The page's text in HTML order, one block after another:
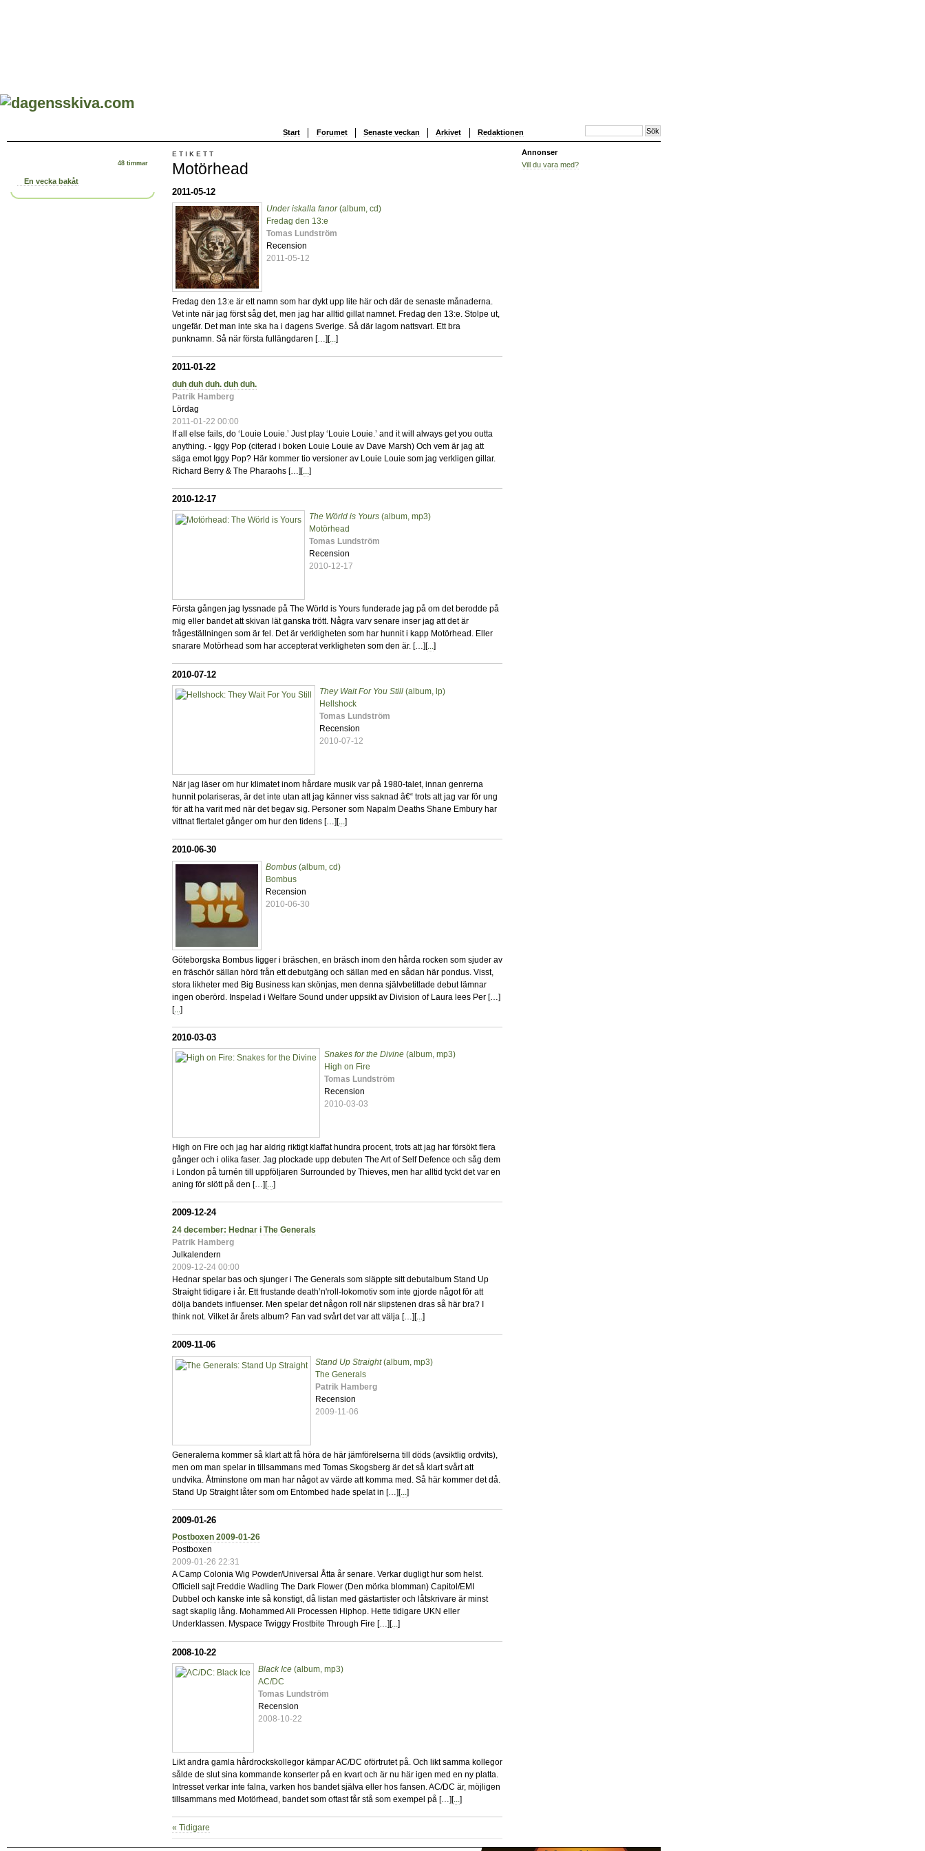
Start Forumet Senaste veckan Arkivet Redaktionen
48 timmar
En vecka bakåt
ETIKETT
Motörhead
2011-05-12
Under iskalla fanor(album, cd)
Fredag den 13:e
Tomas Lundström
Recension
2011-05-12
Fredag den 13:e är ett namn som har dykt upp lite här och där de senaste månaderna.
Vet inte när jag först såg det, men jag har alltid gillat namnet. Fredag den 13:e. Stolpe ut,
ungefär. Det man inte ska ha i dagens Sverige. Så där lagom nattsvart. Ett bra
punknamn. Så när första fullängdaren […][...]
2011-01-22
duh duh duh. duh duh.
Patrik Hamberg
Lördag
2011-01-22 00:00
If all else fails, do ‘Louie Louie.’ Just play ‘Louie Louie.’ and it will always get you outta
anything. - Iggy Pop (citerad i boken Louie Louie av Dave Marsh) Och vem är jag att
säga emot Iggy Pop? Här kommer tio versioner av Louie Louie som jag verkligen gillar.
Richard Berry & The Pharaohs […][...]
2010-12-17
The Wörld is Yours (album, mp3)
Motörhead
Tomas Lundström
Recension
2010-12-17
Första gången jag lyssnade på The Wörld is Yours funderade jag på om det berodde på
mig eller bandet att skivan lät ganska trött. Några varv senare inser jag att det är
frågeställningen som är fel. Det är verkligheten som har hunnit i kapp Motörhead. Eller
snarare Motörhead som har accepterat verkligheten som den är. […][...]
2010-07-12
They Wait For You Still (album, lp)
Hellshock
Tomas Lundström
Recension
2010-07-12
När jag läser om hur klimatet inom hårdare musik var på 1980-talet, innan genrerna
hunnit polariseras, är det inte utan att jag känner viss saknad â€“ trots att jag var för ung
för att ha varit med när det begav sig. Personer som Napalm Deaths Shane Embury har
vittnat flertalet gånger om hur den tidens […][...]
2010-06-30
Bombus (album, cd)
Bombus
Recension
2010-06-30
Göteborgska Bombus ligger i bräschen, en bräsch inom den hårda rocken som sjuder av
en fräschör sällan hörd från ett debutgäng och sällan med en sådan här pondus. Visst,
stora likheter med Big Business kan skönjas, men denna självbetitlade debut lämnar
ingen oberörd. Inspelad i Welfare Sound under uppsikt av Division of Laura lees Per […]
[... ]
2010-03-03
Snakes for the Divine (album, mp3)
High on Fire
Tomas Lundström
Recension
2010-03-03
High on Fire och jag har aldrig riktigt klaffat hundra procent, trots att jag har försökt flera
gånger och i olika faser. Jag plockade upp debuten The Art of Self Defence och såg dem
i London på turnén till uppföljaren Surrounded by Thieves, men har alltid tyckt det var en
aning för slött på den […][...]
2009-12-24
24 december: Hednar i The Generals
Patrik Hamberg
Julkalendern
2009-12-24 00:00
Hednar spelar bas och sjunger i The Generals som släppte sitt debutalbum Stand Up
Straight tidigare i år. Ett frustande death’n'roll-lokomotiv som inte gjorde något för att
dölja bandets influenser. Men spelar det någon roll när slipstenen dras så här bra? I
think not. Vilket är årets album? Fan vad svårt det var att välja […][...]
2009-11-06
Stand Up Straight(album, mp3)
The Generals
Patrik Hamberg
Recension
2009-11-06
Generalerna kommer så klart att få höra de här jämförelserna till döds (avsiktlig ordvits),
men om man spelar in tillsammans med Tomas Skogsberg är det så klart svårt att
undvika. Åtminstone om man har något av värde att komma med. Så här kommer det då.
Stand Up Straight låter som om Entombed hade spelat in […][... ]
2009-01-26
Postboxen 2009-01-26
Postboxen
2009-01-26 22:31
A Camp Colonia Wig Powder/Universal Åtta år senare. Verkar dugligt hur som helst.
Officiell sajt Freddie Wadling The Dark Flower (Den mörka blomman) Capitol/EMI
Dubbel och kanske inte så konstigt, då listan med gästartister och låtskrivare är minst
sagt skaplig lång. Mohammed Ali Processen Hiphop. Hette tidigare UKN eller
Underklassen. Myspace Twiggy Frostbite Through Fire […][...]
2008-10-22
Black Ice (album, mp3)
AC/DC
Tomas Lundström
Recension
2008-10-22
Likt andra gamla hårdrockskollegor kämpar AC/DC oförtrutet på. Och likt samma kollegor
sålde de slut sina kommande konserter på en kvart och är nu här igen med en ny platta.
Intresset verkar inte falna, varken hos bandet själva eller hos fansen. AC/DC är, möjligen
tillsammans med Motörhead, bandet som oftast får stå som exempel på […][...]
« Tidigare
Annonser
Vill du vara med?